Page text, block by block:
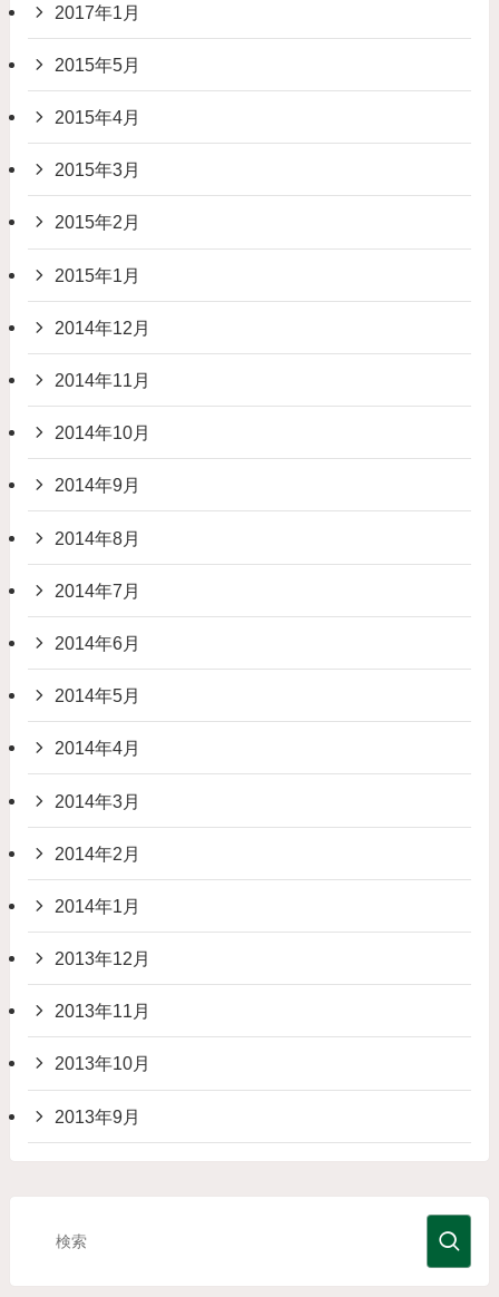
2017年1月
2015年5月
2015年4月
2015年3月
2015年2月
2015年1月
2014年12月
2014年11月
2014年10月
2014年9月
2014年8月
2014年7月
2014年6月
2014年5月
2014年4月
2014年3月
2014年2月
2014年1月
2013年12月
2013年11月
2013年10月
2013年9月